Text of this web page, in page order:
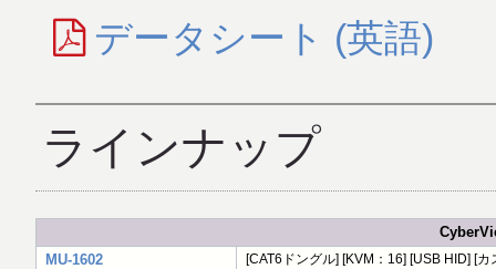
データシート (英語)
ラインナップ
MU-1602
[CAT6ドングル] [KVM：16] [USB HID] [